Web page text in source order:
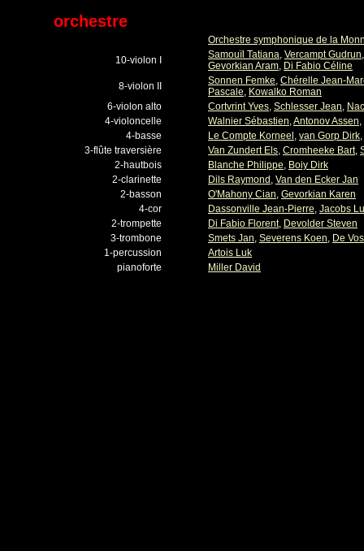
orchestre
Orchestre symphonique de la
10-violon I
Samouïl Tatiana, Vercampt Gudrun
Gevorkian Aram, Di Fabio Céline
8-violon II
Sonnen Femke, Chérelle Jean-
Pascale, Kowalko Roman
6-violon alto
Cortvrint Yves, Schlesser Jean,
4-violoncelle
Walnier Sébastien,Antonov Assen,
4-basse
Le Compte Korneel , van Gorp Dirk,
3-flûte traversière
Van Zundert Els, Cromheeke Bart,
2-hautbois
Blanche Philippe, Boiy Dirk
2-clarinette
Dils Raymond , Van den Ecker Jan
2-basson
O'Mahony Cian, Gevorkian Karen
4-cor
Dassonville Jean-Pierre, Jacobs
2-trompette
Di Fabio Florent, Devolder Steven
3-trombone
Smets Jan, Severens Koen, De
1-percussion
Artois Luk
pianoforte
Miller David